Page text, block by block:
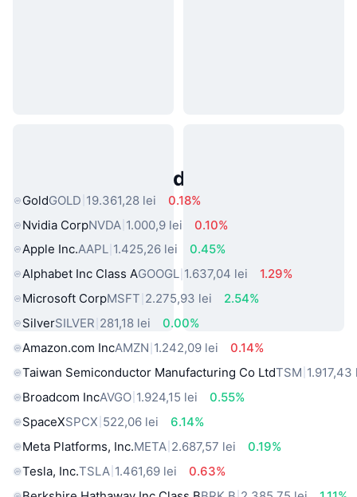
Active Populare din Lumea Reală
GoldGOLD 19.361,28 lei
0.18%
Nvidia CorpNVDA 1.000,9 lei
0.10%
Apple Inc.AAPL 1.425,26 lei
0.45%
Alphabet Inc Class AGOOGL 1.637,04 lei
1.29%
Microsoft CorpMSFT 2.275,93 lei
2.54%
SilverSILVER 281,18 lei
0.00%
Amazon.com IncAMZN 1.242,09 lei
0.14%
Taiwan Semiconductor Manufacturing Co LtdTSM 1.917,43
Broadcom IncAVGO 1.924,15 lei
0.55%
SpaceXSPCX 522,06 lei
6.14%
Meta Platforms, Inc.META 2.687,57 lei
0.19%
Tesla, Inc.TSLA 1.461,69 lei
0.63%